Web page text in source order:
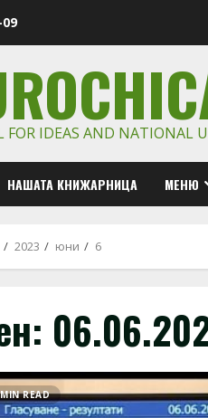
FOR IDEAS AND NATIONAL
НАШАТА КНИЖАРНИЦА МЕНЮ
2023 юни 6
READ